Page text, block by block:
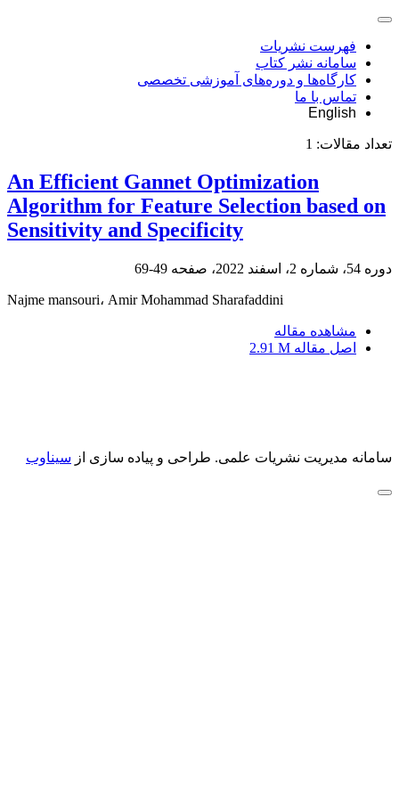
فهرست نشریات
سامانه نشر کتاب
کارگاه‌ها و دوره‌های آموزشی تخصصی
تماس با ما
English
تعداد مقالات: 1
An Efficient Gannet Optimization
Algorithm for Feature Selection based on
Sensitivity and Specificity
دوره 54، شماره 2، اسفند 2022، صفحه 49-69
Najme mansouri، Amir Mohammad Sharafaddini
مشاهده مقاله
اصل مقاله 2.91 M
سامانه مدیریت نشریات علمی. طراحی و پیاده سازی از سیناوب